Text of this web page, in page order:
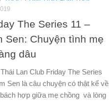
The Series 11 –
Sen: Chuyện tình mẹ
dâu
Lan Club Friday The Series
Sen là câu chuyện có thật kể về
hợp giữa mẹ chồng và lòng